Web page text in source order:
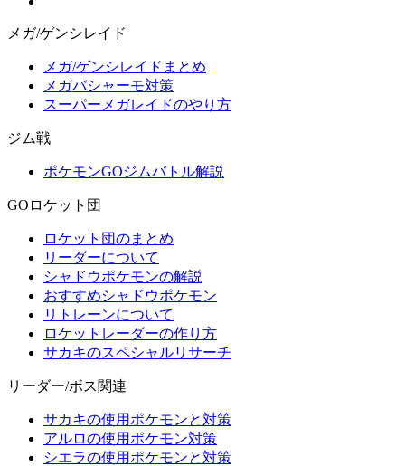
メガ/ゲンシレイド
メガ/ゲンシレイドまとめ
メガバシャーモ対策
スーパーメガレイドのやり方
ジム戦
ポケモンGOジムバトル解説
GOロケット団
ロケット団のまとめ
リーダーについて
シャドウポケモンの解説
おすすめシャドウポケモン
リトレーンについて
ロケットレーダーの作り方
サカキのスペシャルリサーチ
リーダー/ボス関連
サカキの使用ポケモンと対策
アルロの使用ポケモン対策
シエラの使用ポケモンと対策